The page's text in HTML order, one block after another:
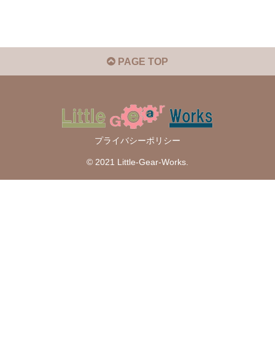
PAGE TOP
プライバシーポリシー
© 2021 Little-Gear-Works.